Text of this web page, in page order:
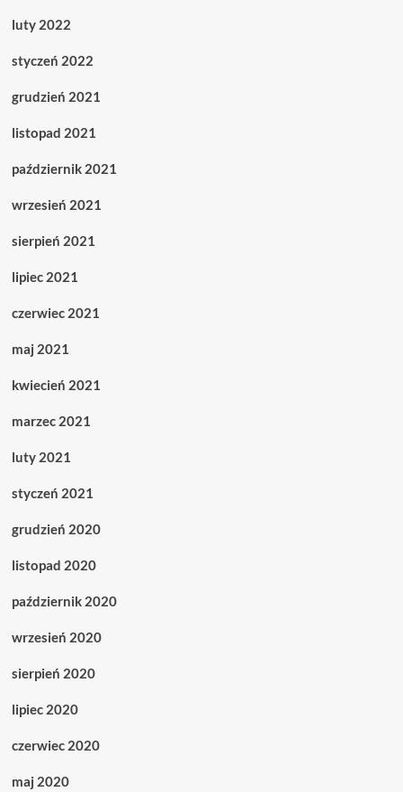
luty 2022
styczeń 2022
grudzień 2021
listopad 2021
październik 2021
wrzesień 2021
sierpień 2021
lipiec 2021
czerwiec 2021
maj 2021
kwiecień 2021
marzec 2021
luty 2021
styczeń 2021
grudzień 2020
listopad 2020
październik 2020
wrzesień 2020
sierpień 2020
lipiec 2020
czerwiec 2020
maj 2020